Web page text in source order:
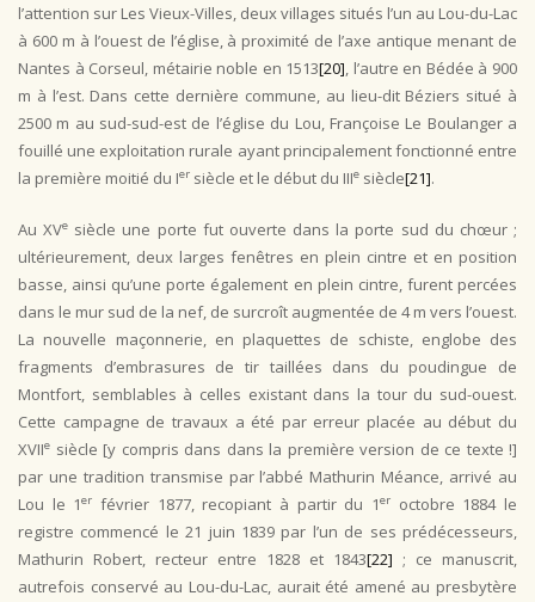
l’attention sur Les Vieux-Villes, deux villages situés l’un au Lou-du-Lac
à 600 m à l’ouest de l’église, à proximité de l’axe antique menant de
Nantes à Corseul, métairie noble en 1513[20], l’autre en Bédée à 900
m à l’est. Dans cette dernière commune, au lieu-dit Béziers situé à
2500 m au sud-sud-est de l’église du Lou, Françoise Le Boulanger a
fouillé une exploitation rurale ayant principalement fonctionné entre
la première moitié du Ier siècle et le début du IIIe siècle[21].
Au XVe siècle une porte fut ouverte dans la porte sud du chœur ;
ultérieurement, deux larges fenêtres en plein cintre et en position
basse, ainsi qu’une porte également en plein cintre, furent percées
dans le mur sud de la nef, de surcroît augmentée de 4 m vers l’ouest.
La nouvelle maçonnerie, en plaquettes de schiste, englobe des
fragments d’embrasures de tir taillées dans du poudingue de
Montfort, semblables à celles existant dans la tour du sud-ouest.
Cette campagne de travaux a été par erreur placée au début du
XVIIe siècle [y compris dans dans la première version de ce texte !]
par une tradition transmise par l’abbé Mathurin Méance, arrivé au
Lou le 1er février 1877, recopiant à partir du 1er
octobre 1884 le
registre commencé le 21 juin 1839 par l’un de ses prédécesseurs,
Mathurin Robert, recteur entre 1828 et 1843[22] ; ce manuscrit,
autrefois conservé au Lou-du-Lac, aurait été amené au presbytère